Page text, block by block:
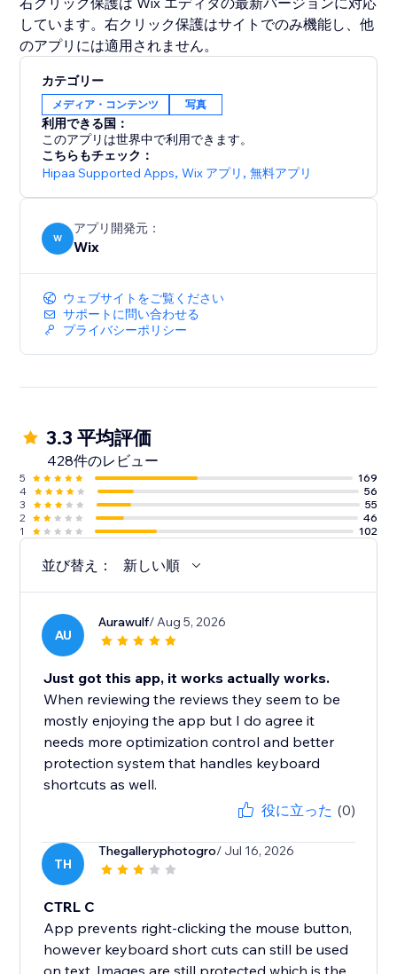
しています。右クリック保護はサイトでのみ機能し、他
カテゴリー
メディア・コンテンツ 写真
利用できる国：
このアプリは世界中で利用できます。
こちらもチェック：
Hipaa Supported Apps,Wix アプリ ,無料アプリ
W
アプリ開発元：
Wix
ウェブサイトをご覧ください
サポートに問い合わせる
プライバシーポリシー
3.3 平均評価
428件のレビュー
5
169
4
56
3
55
2
46
1
102
並び替え： 新しい順
AU
Aurawulf/ Aug 5, 2026
Just got this app, it works actually works.
When reviewing the reviews they seem to be
mostly enjoying the app but I do agree it
needs more optimization control and better
protection system that handles keyboard
shortcuts as well.
役に立った (0)
TH
Thegalleryphotogro/ Jul 16, 2026
CTRL C
App prevents right-clicking the mouse button,
however keyboard short cuts can still be used